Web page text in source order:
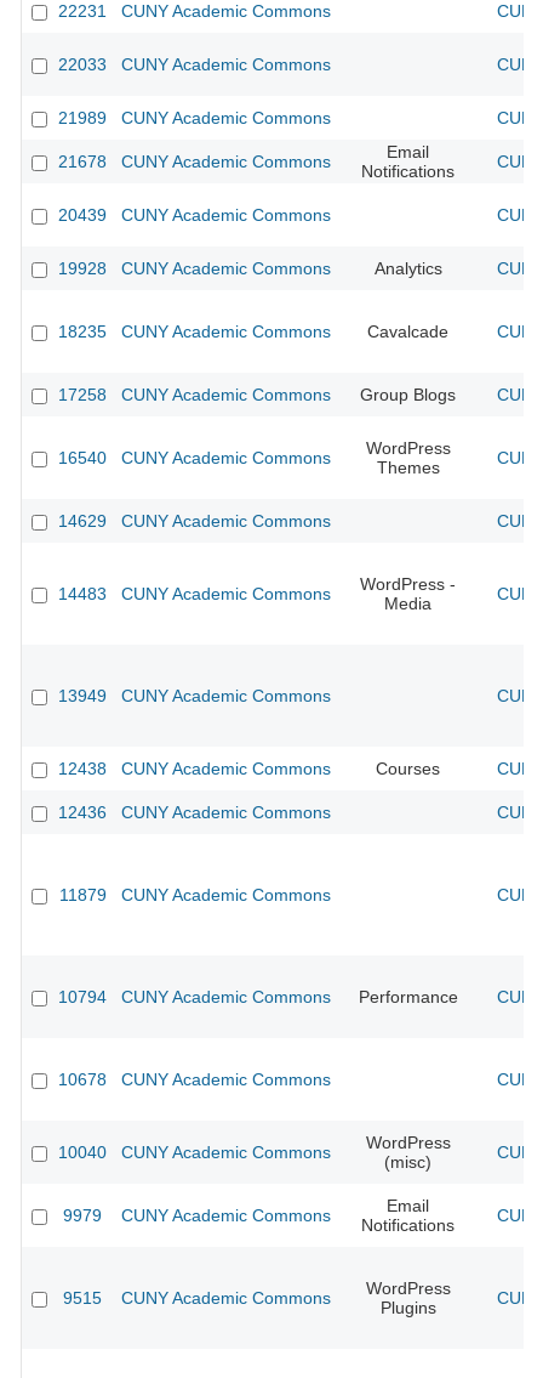
22231 CUNY Academic Commons
22033 CUNY Academic Commons
21989 CUNY Academic Commons
21678 CUNY Academic Commons
Email
Notifications
20439 CUNY Academic Commons
19928 CUNY Academic Commons Analytics
18235 CUNY Academic Commons Cavalcade
17258 CUNY Academic Commons Group Blogs
16540 CUNY Academic Commons
WordPress
Themes
14629 CUNY Academic Commons
14483 CUNY Academic Commons
WordPress -
Media
13949 CUNY Academic Commons
12438 CUNY Academic Commons Courses
12436 CUNY Academic Commons
11879 CUNY Academic Commons
10794 CUNY Academic Commons Performance
10678 CUNY Academic Commons
10040 CUNY Academic Commons
WordPress
(misc)
9979 CUNY Academic Commons
Email
Notifications
9515 CUNY Academic Commons
WordPress
Plugins